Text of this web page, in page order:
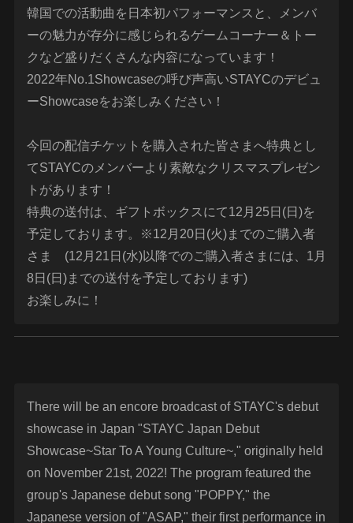
韓国での活動曲を日本初パフォーマンスと、メンバ
ーの魅力が存分に感じられるゲームコーナー＆トー
クなど盛りだくさんな内容になっています！
2022年No.1Showcaseの呼び声高いSTAYCのデビュ
ーShowcaseをお楽しみください！
今回の配信チケットを購入された皆さまへ特典とし
てSTAYCのメンバーより素敵なクリスマスプレゼン
トがあります！
特典の送付は、ギフトボックスにて12月25日(日)を
予定しております。※12月20日(火)までのご購入者
さま (12月21日(水)以降でのご購入者さまには、1月
8日(日)までの送付を予定しております)
お楽しみに！
There will be an encore broadcast of STAYC's debut
showcase in Japan "STAYC Japan Debut
Showcase~Star To A Young Culture~," originally held
on November 21st, 2022! The program featured the
group's Japanese debut song "POPPY," the
Japanese version of "ASAP," their first performance in